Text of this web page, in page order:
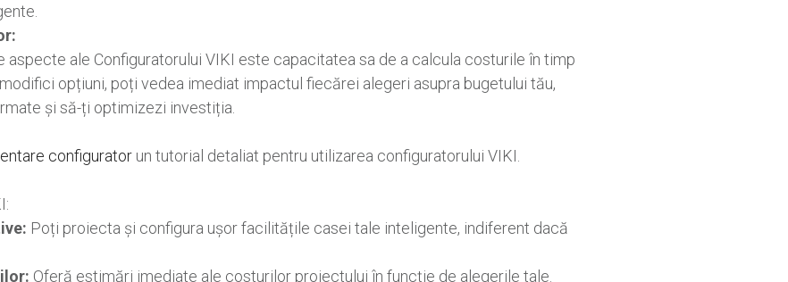
aspecte ale Configuratorului VIKI este capacitatea sa de a calcula costurile în timp
opțiuni, poți vedea imediat impactul fiecărei alegeri asupra bugetului tău,
și să-ți optimizezi investiția.
configurator un tutorial detaliat pentru utilizarea configuratorului VIKI.
Poți proiecta și configura ușor facilitățile casei tale inteligente, indiferent dacă
Oferă estimări imediate ale costurilor proiectului în funcție de alegerile tale.